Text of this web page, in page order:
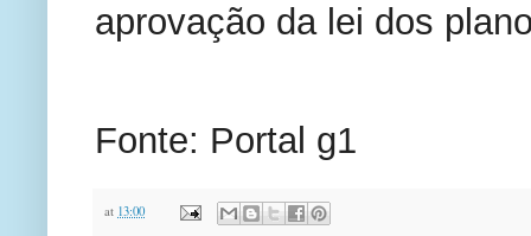
aprovação da lei dos
Fonte: Portal g1
at 13:00